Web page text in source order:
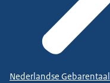
Nederlandse Gebarentaal